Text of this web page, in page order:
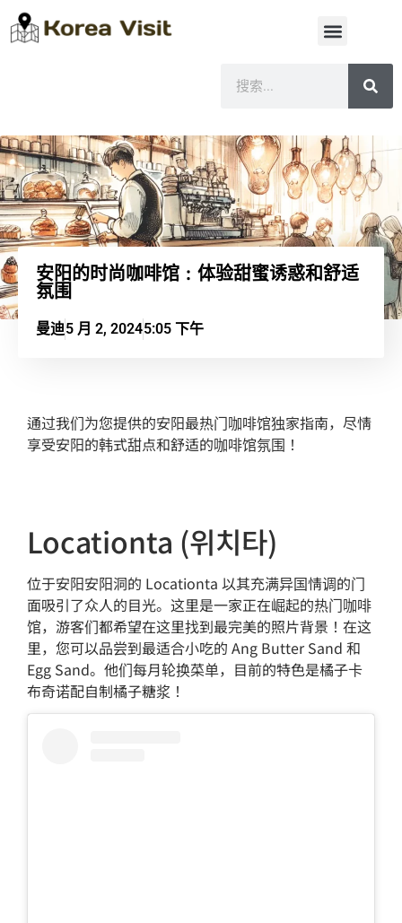
安阳的时尚咖啡馆：体验甜蜜诱惑和舒适
氛围
曼迪5 月 2, 20245:05 下午
通过我们为您提供的安阳最热门咖啡馆独家指南，尽情
享受安阳的韩式甜点和舒适的咖啡馆氛围！
Locationta (위치타)
位于安阳安阳洞的 Locationta 以其充满异国情调的门
面吸引了众人的目光。这里是一家正在崛起的热门咖啡
馆，游客们都希望在这里找到最完美的照片背景！在这
里，您可以品尝到最适合小吃的 Ang Butter Sand 和
Egg Sand。他们每月轮换菜单，目前的特色是橘子卡
布奇诺配自制橘子糖浆！